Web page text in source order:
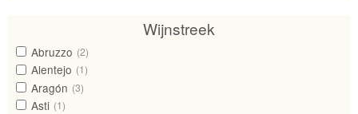
Wijnstreek
Abruzzo (2)
Alentejo (1)
Aragón (3)
Asti (1)